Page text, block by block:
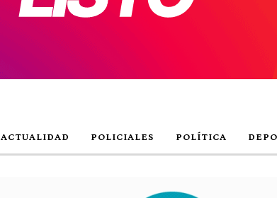
ACTUALIDAD POLICIALES POLÍTICA